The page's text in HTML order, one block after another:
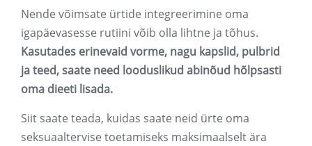
Nende võimsate ürtide integreerimine oma
igapäevasesse rutiini võib olla lihtne ja tõhus.
Kasutades erinevaid vorme, nagu kapslid, pulbrid
ja teed, saate need looduslikud abinõud hõlpsasti
oma dieeti lisada.
Siit saate teada, kuidas saate neid ürte oma
seksuaaltervise toetamiseks maksimaalselt ära